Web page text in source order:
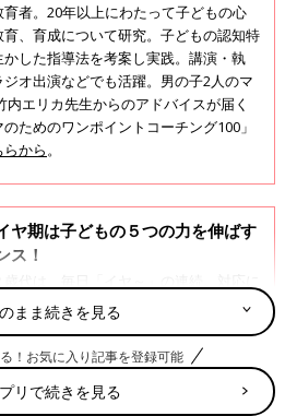
育者。20年以上にわたって子どもの心
育、育成について研究。子どもの認知特
かした指導法を考案し実践。講演・執
ジオ出演などでも活躍。男の子2人のマ
内エリカ先生からのアドバイスが届く
のためのワンポイントコーチング100」
らから 。
ヤ期は子どもの５つの力を伸ばす
ス！
マ・パパもいると思いますが、子どもは
ヤを通して、さまざまな感情を経験し成
す。そうした時期にママ・パパに大切に
しいのは、自立につながる５つの力をは
こと！ そのコツを、子どもの心理に詳
内エリカ先生に教えてもらいました。
“かきくけこ”
まま続きを見る
！お気に入り記事を登録可能
リで続きを見る